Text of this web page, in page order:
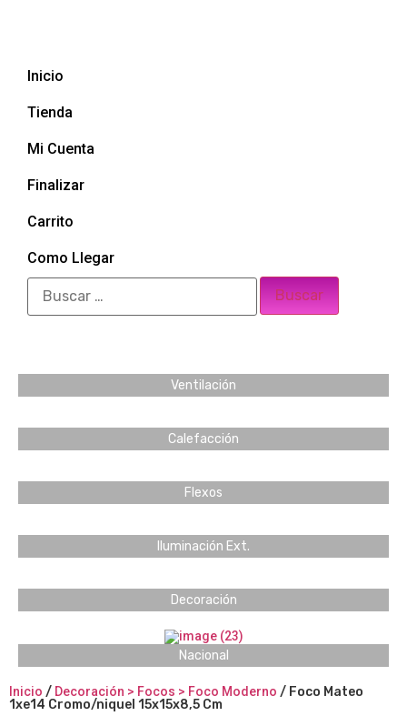
Inicio
Tienda
Mi Cuenta
Finalizar
Carrito
Como Llegar
Ventilación
Calefacción
Flexos
Iluminación Ext.
Decoración
Nacional
Inicio / Decoración > Focos > Foco Moderno / Foco Mateo
1xe14 Cromo/niquel 15x15x8,5 Cm